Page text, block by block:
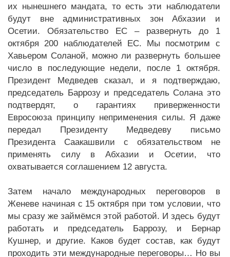
их нынешнего мандата, то есть эти наблюдатели
будут вне административных зон Абхазии и
Осетии. Обязательство ЕС – развернуть до 1
октября 200 наблюдателей ЕС. Мы посмотрим с
Хавьером Соланой, можно ли развернуть большее
число в последующие недели, после 1 октября.
Президент Медведев сказал, и я подтверждаю,
председатель Баррозу и председатель Солана это
подтвердят, о гарантиях приверженности
Евросоюза принципу неприменения силы. Я даже
передал Президенту Медведеву письмо
Президента Саакашвили с обязательством не
применять силу в Абхазии и Осетии, что
охватывается соглашением 12 августа.
Затем начало международных переговоров в
Женеве начиная с 15 октября при том условии, что
мы сразу же займёмся этой работой. И здесь будут
работать и председатель Баррозу, и Бернар
Кушнер, и другие. Каков будет состав, как будут
проходить эти международные переговоры… Но вы